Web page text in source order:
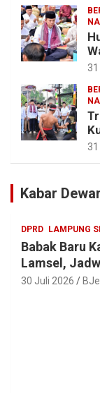
Kabar
DPRD LAMPUNG
Babak Baru
Lamsel,
30 Juli 2026 BJe